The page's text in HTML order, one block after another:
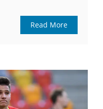
Read More